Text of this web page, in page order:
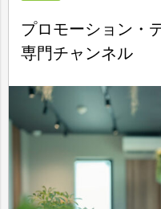
プロモーション・
専門チャンネル